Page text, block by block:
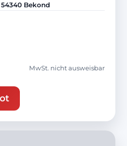
Bekond
MwSt. nicht ausweisbar